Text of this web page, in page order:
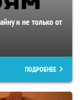
и не только от
ПОДРОБНЕЕ